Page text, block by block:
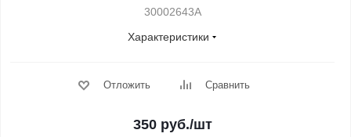
30002643A
Характеристики
Отложить Сравнить
350 руб./шт